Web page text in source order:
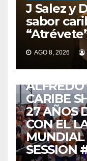
J Salez y
sabor
AGO 8, 2026
ENTRETENIMIENTO
ALFREDO
CARIBE
27 AÑOS
CON EL
MUNDIAL
SESSION